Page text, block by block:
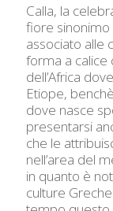
Calla, la
fiore
associato alle
forma a calice
dell’Africa
Etiope,
dove nasce
presentarsi
che le
nell’area del
in quanto è
culture